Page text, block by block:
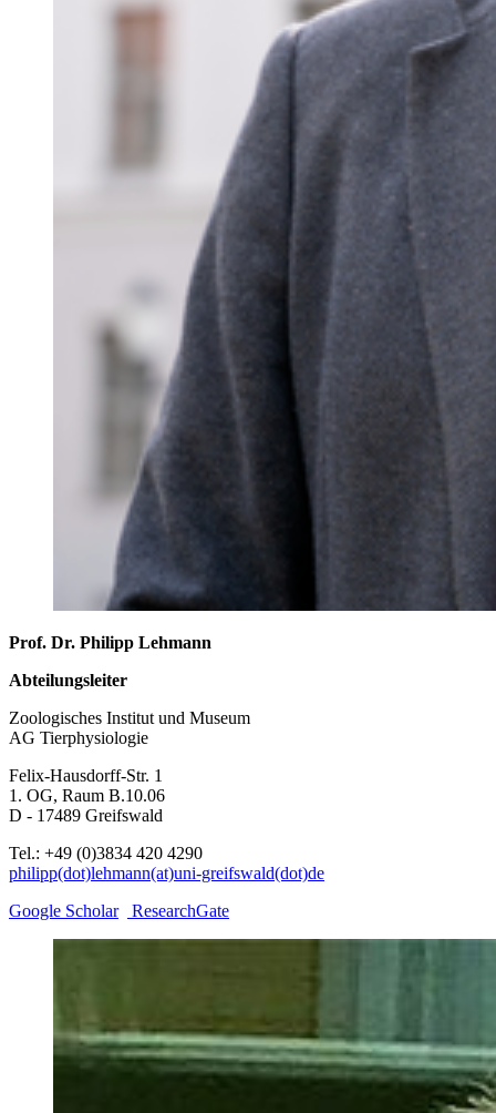
Prof. Dr. Philipp Lehmann
Abteilungsleiter
Zoologisches Institut und Museum
AG Tierphysiologie
Felix-Hausdorff-Str. 1
1. OG, Raum B.10.06
D - 17489 Greifswald
Tel.: +49 (0)3834 420 4290
philipp(dot)lehmann(at)uni-greifswald(dot)de
Google Scholar
ResearchGate